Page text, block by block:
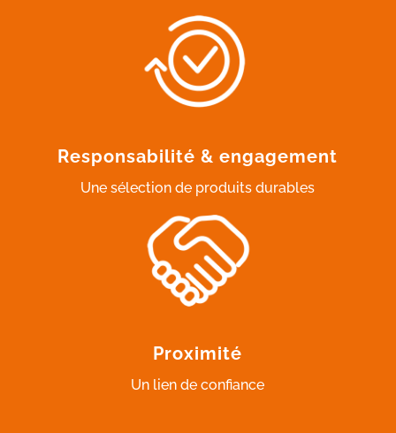
Responsabilité & engagement
Une sélection de produits durables
Proximité
Un lien de confiance